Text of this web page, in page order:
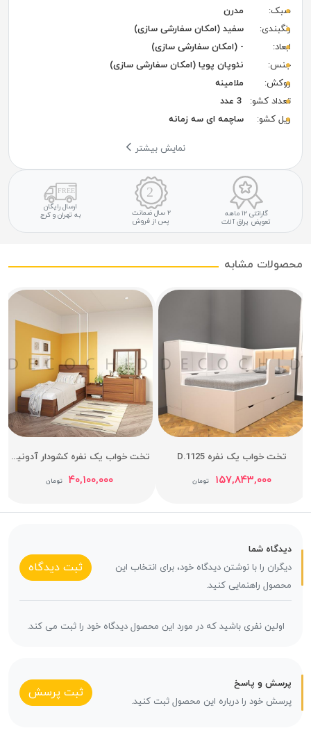
سبک:
مدرن
رنگبندی:
سفید (امکان سفارشی سازی)
ابعاد:
- (امکان سفارشی سازی)
جنس:
نئوپان پویا (امکان سفارشی سازی)
روکش:
ملامینه
تعداد کشو:
3 عدد
ریل کشو:
ساچمه ای سه زمانه
نمایش بیشتر
گارانتی ۱۲ ماهه
تعویض یراق آلات
۲ سال ضمانت
پس از فروش
ارسال رایگان
به تهران و کرج
محصولات مشابه
تخت خواب یک نفره D.1125
۱۵۷,۸۴۳,۰۰۰ تومان
تخت خواب یک نفره کشودار آدونیس عرض 90
۴۰,۱۰۰,۰۰۰ تومان
دیدگاه شما
دیگران را با نوشتن دیدگاه خود، برای انتخاب این
محصول راهنمایی کنید.
ثبت دیدگاه
اولین نفری باشید که در مورد این محصول دیدگاه خود را ثبت می کند.
پرسش و پاسخ
پرسش خود را درباره این محصول ثبت کنید.
ثبت پرسش